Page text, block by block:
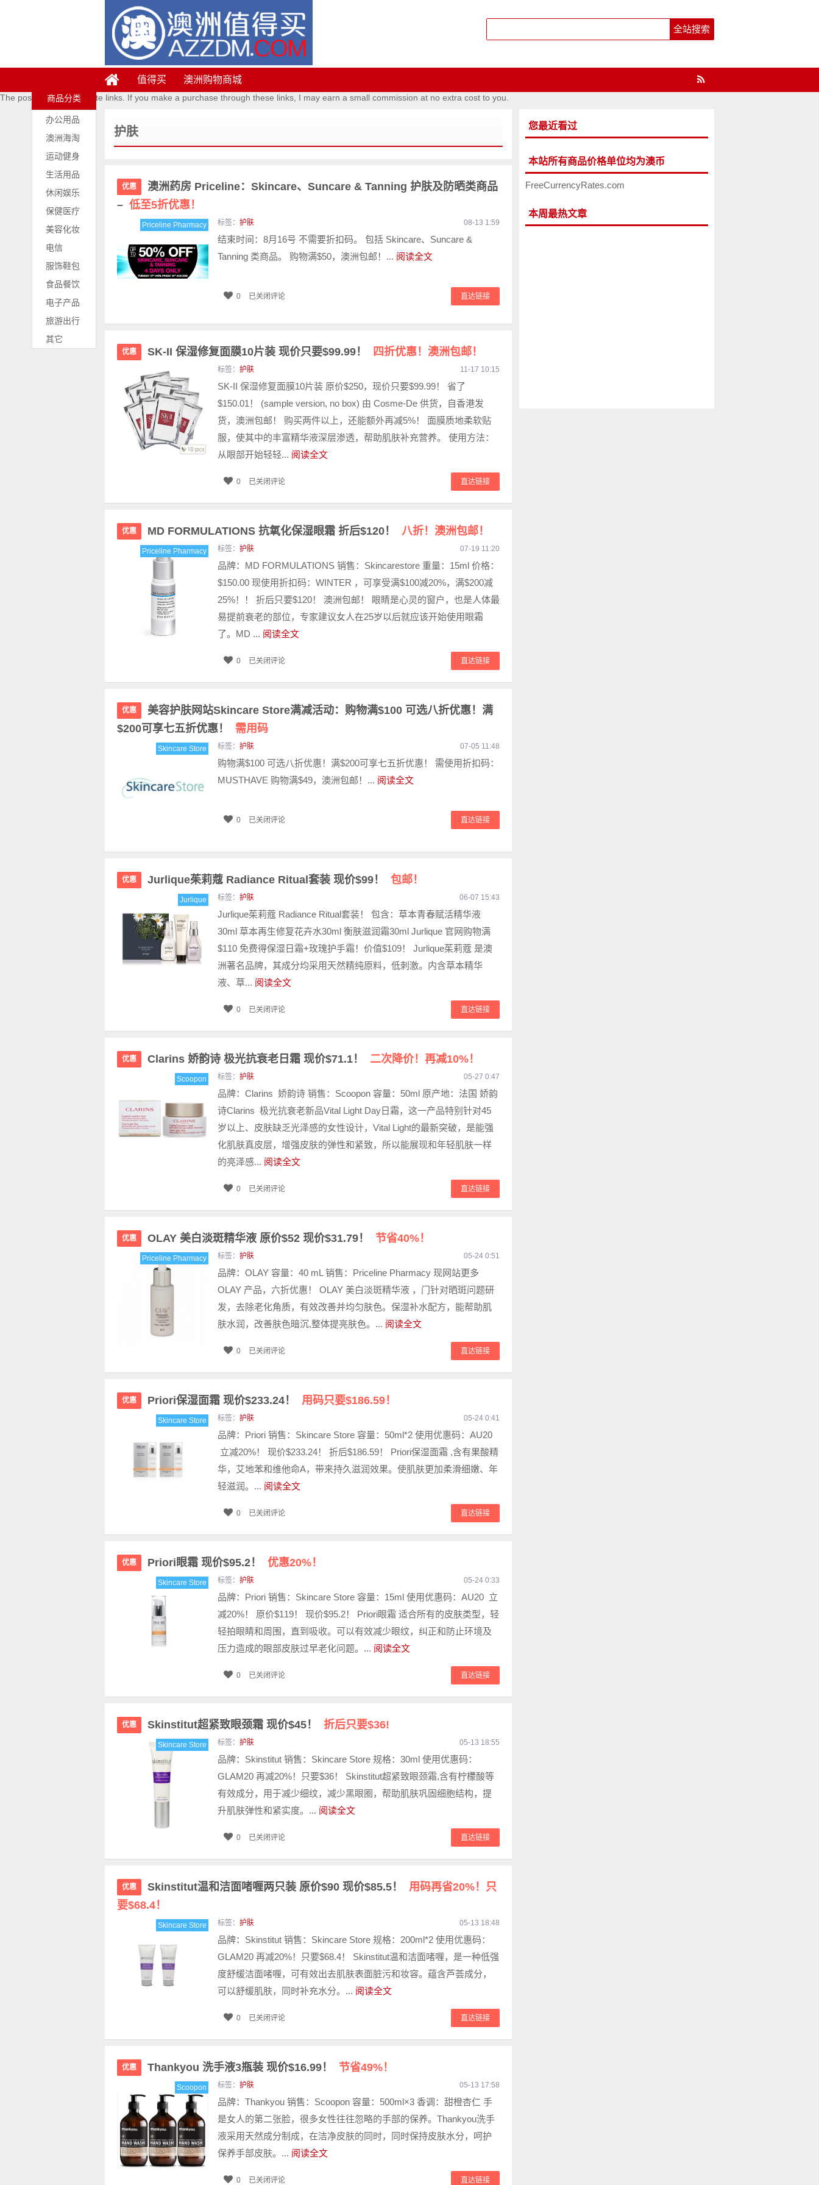
值得买 澳洲购物商城
The posts contains affiliate links. If you make a purchase through these links, I may earn a small commission at no extra cost to you.
商品分类
办公用品
澳洲海淘
运动健身
生活用品
休闲娱乐
保健医疗
美容化妆
电信
服饰鞋包
食品餐饮
电子产品
旅游出行
其它
护肤
优惠
澳洲药房 Priceline：Skincare、Suncare & Tanning 护肤及防晒类商品
– 低至5折优惠！
Priceline Pharmacy 标签： 护肤 08-13 1:59
结束时间：8月16号 不需要折扣码。 包括 Skincare、Suncare &
Tanning 类商品。 购物满$50，澳洲包邮！... 阅读全文
直达链接
0 已关闭评论
优惠 SK-II 保湿修复面膜10片装 现价只要$99.99！ 四折优惠！澳洲包邮！
标签： 护肤 11-17 10:15
SK-II 保湿修复面膜10片装 原价$250，现价只要$99.99！ 省了
$150.01！ (sample version, no box) 由 Cosme-De 供货，自香港发
货，澳洲包邮！ 购买两件以上，还能额外再减5%！ 面膜质地柔软贴
服，使其中的丰富精华液深层渗透，帮助肌肤补充营养。 使用方法：
从眼部开始轻轻... 阅读全文
直达链接
0 已关闭评论
优惠 MD FORMULATIONS 抗氧化保湿眼霜 折后$120！ 八折！澳洲包邮！
Priceline Pharmacy 标签： 护肤 07-19 11:20
品牌：MD FORMULATIONS 销售：Skincarestore 重量：15ml 价格：
$150.00 现使用折扣码：WINTER ，可享受满$100减20%，满$200减
25%！！ 折后只要$120！ 澳洲包邮！ 眼睛是心灵的窗户，也是人体最
易提前衰老的部位，专家建议女人在25岁以后就应该开始使用眼霜
了。MD ... 阅读全文
直达链接
0 已关闭评论
优惠
美容护肤网站Skincare Store满减活动：购物满$100 可选八折优惠！满
$200可享七五折优惠！
需用码
Skincare Store 标签： 护肤 07-05 11:48
购物满$100 可选八折优惠！满$200可享七五折优惠！ 需使用折扣码：
MUSTHAVE 购物满$49，澳洲包邮！... 阅读全文
直达链接
0 已关闭评论
优惠 Jurlique茱莉蔻 Radiance Ritual套装 现价$99！ 包邮！
Jurlique 标签： 护肤 06-07 15:43
Jurlique茱莉蔻 Radiance Ritual套装！ 包含：草本青春赋活精华液
30ml 草本再生修复花卉水30ml 衡肤滋润霜30ml Jurlique 官网购物满
$110 免费得保湿日霜+玫瑰护手霜！价值$109！ Jurlique茱莉蔻 是澳
洲著名品牌，其成分均采用天然精纯原料，低刺激。内含草本精华
液、草... 阅读全文
直达链接
0 已关闭评论
优惠 Clarins 娇韵诗 极光抗衰老日霜 现价$71.1！ 二次降价！再减10%！
Scoopon 标签： 护肤 05-27 0:47
品牌：Clarins 娇韵诗 销售：Scoopon 容量：50ml 原产地：法国 娇韵
诗Clarins 极光抗衰老新品Vital Light Day日霜，这一产品特别针对45
岁以上、皮肤缺乏光泽感的女性设计，Vital Light的最新突破，是能强
化肌肤真皮层，增强皮肤的弹性和紧致，所以能展现和年轻肌肤一样
的亮泽感... 阅读全文
直达链接
0 已关闭评论
优惠 OLAY 美白淡斑精华液 原价$52 现价$31.79！ 节省40%！
Priceline Pharmacy 标签： 护肤 05-24 0:51
品牌：OLAY 容量：40 mL 销售：Priceline Pharmacy 现网站更多
OLAY 产品，六折优惠！ OLAY 美白淡斑精华液 ，门针对晒斑问题研
发，去除老化角质，有效改善并均匀肤色。保湿补水配方，能帮助肌
肤水润，改善肤色暗沉,整体提亮肤色。... 阅读全文
直达链接
0 已关闭评论
优惠 Priori保湿面霜 现价$233.24！ 用码只要$186.59！
Skincare Store 标签： 护肤 05-24 0:41
品牌：Priori 销售：Skincare Store 容量：50ml*2 使用优惠码：AU20
立减20%！ 现价$233.24！ 折后$186.59！ Priori保湿面霜 ,含有果酸精
华，艾地苯和维他命A，带来持久滋润效果。使肌肤更加柔滑细嫩、年
轻滋润。... 阅读全文
直达链接
0 已关闭评论
优惠 Priori眼霜 现价$95.2！ 优惠20%！
Skincare Store 标签： 护肤 05-24 0:33
品牌：Priori 销售：Skincare Store 容量：15ml 使用优惠码：AU20 立
减20%！ 原价$119！ 现价$95.2！ Priori眼霜 适合所有的皮肤类型，轻
轻拍眼睛和周围，直到吸收。可以有效减少眼纹，纠正和防止环境及
压力造成的眼部皮肤过早老化问题。... 阅读全文
直达链接
0 已关闭评论
优惠 Skinstitut超紧致眼颈霜 现价$45！ 折后只要$36!
Skincare Store 标签： 护肤 05-13 18:55
品牌：Skinstitut 销售：Skincare Store 规格：30ml 使用优惠码：
GLAM20 再减20%！只要$36！ Skinstitut超紧致眼颈霜,含有柠檬酸等
有效成分，用于减少细纹，减少黑眼圈，帮助肌肤巩固细胞结构，提
升肌肤弹性和紧实度。... 阅读全文
直达链接
0 已关闭评论
优惠 Skinstitut温和洁面啫喱两只装 原价$90 现价$85.5！
用码再省20%！只
要$68.4！
Skincare Store 标签： 护肤 05-13 18:48
品牌：Skinstitut 销售：Skincare Store 规格：200ml*2 使用优惠码：
GLAM20 再减20%！只要$68.4！ Skinstitut温和洁面啫喱，是一种低强
度舒缓洁面啫喱，可有效出去肌肤表面脏污和妆容。蕴含芦荟成分，
可以舒缓肌肤，同时补充水分。... 阅读全文
直达链接
0 已关闭评论
优惠 Thankyou 洗手液3瓶装 现价$16.99！ 节省49%！
Scoopon 标签： 护肤 05-13 17:58
品牌：Thankyou 销售：Scoopon 容量：500ml×3 香调：甜橙杏仁 手
是女人的第二张脸，很多女性往往忽略的手部的保养。Thankyou洗手
液采用天然成分制成，在洁净皮肤的同时，同时保持皮肤水分，呵护
保养手部皮肤。... 阅读全文
直达链接
0 已关闭评论
您最近看过
本站所有商品价格单位均为澳币
FreeCurrencyRates.com
本周最热文章